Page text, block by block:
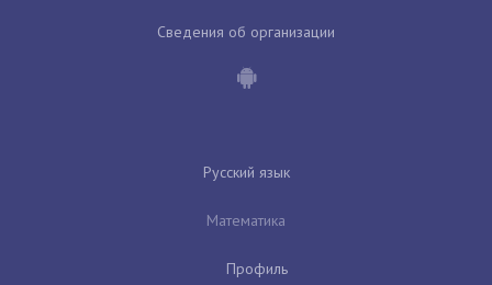
Сведения об организации
Русский язык
Математика
Профиль